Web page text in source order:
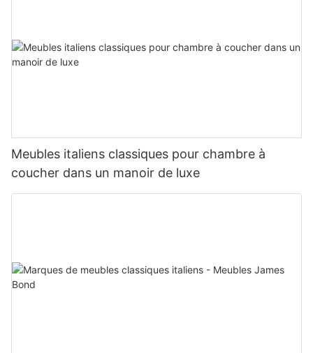
Meubles italiens classiques pour chambre à
coucher dans un manoir de luxe